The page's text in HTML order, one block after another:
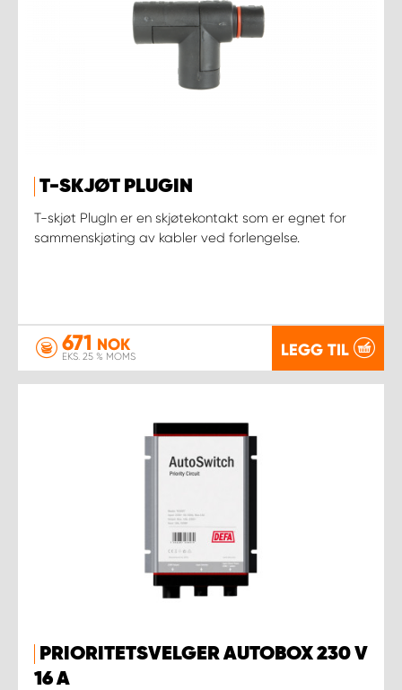
T-SKJØT PLUGIN
T-skjøt PlugIn er en skjøtekontakt som er egnet for
sammenskjøting av kabler ved forlengelse.
671 NOK
EKS. 25 % MOMS LEGG TIL
PRIORITETSVELGER AUTOBOX 230 V
16 A